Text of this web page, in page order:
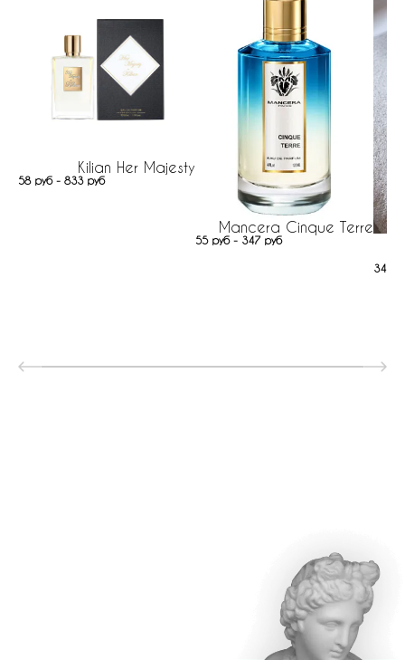
Kilian Her Majesty
58 руб - 833 руб
Mancera Cinque Terre
55 руб - 347 руб
347